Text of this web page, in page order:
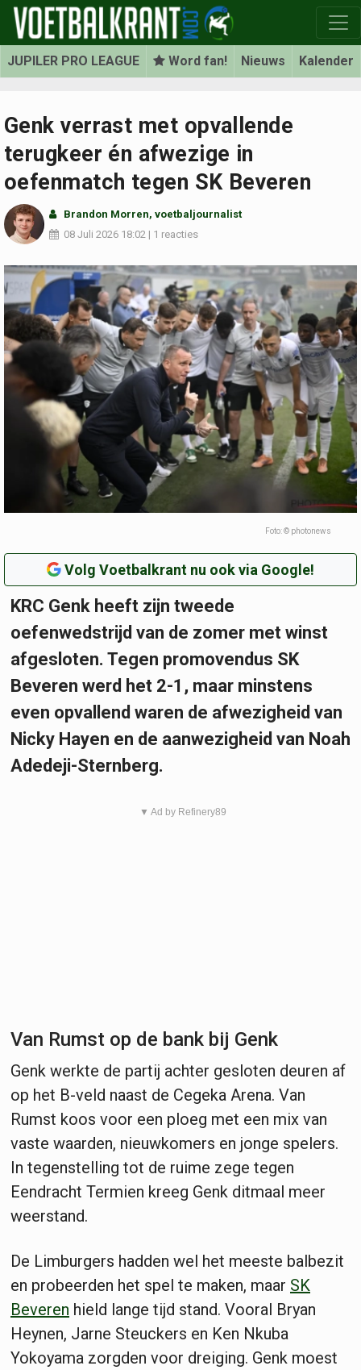
JUPILER PRO LEAGUE Word fan! Nieuws Kalender
Genk verrast met opvallende
terugkeer én afwezige in
oefenmatch tegen SK Beveren
Brandon Morren, voetbaljournalist
08 Juli 2026 18:02 | 1 reacties
Foto: © photonews
Volg Voetbalkrant nu ook via Google!
KRC Genk heeft zijn tweede
oefenwedstrijd van de zomer met winst
afgesloten. Tegen promovendus SK
Beveren werd het 2-1, maar minstens
even opvallend waren de afwezigheid van
Nicky Hayen en de aanwezigheid van Noah
Adedeji-Sternberg.
▼ Ad by Refinery89
Van Rumst op de bank bij Genk
Genk werkte de partij achter gesloten deuren af
op het B-veld naast de Cegeka Arena. Van
Rumst koos voor een ploeg met een mix van
vaste waarden, nieuwkomers en jonge spelers.
In tegenstelling tot de ruime zege tegen
Eendracht Termien kreeg Genk ditmaal meer
weerstand.
De Limburgers hadden wel het meeste balbezit
en probeerden het spel te maken, maar SK
Beveren hield lange tijd stand. Vooral Bryan
Heynen, Jarne Steuckers en Ken Nkuba
Yokoyama zorgden voor dreiging. Genk moest